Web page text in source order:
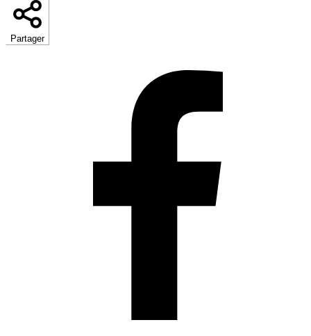
Partager